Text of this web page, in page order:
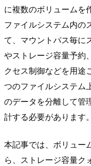
に複数のボリュームを
ファイルシステム内の
て、マウントパス毎に
やストレージ容量予約
クセス制御などを用途
つのファイルシステム
のデータを分離して管
計する必要があります。
本記事では、ボリュー
ら、ストレージ容量ク